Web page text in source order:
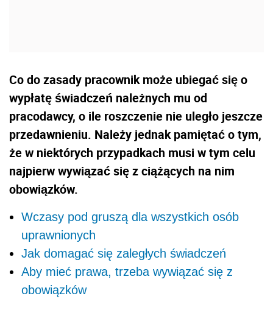
Co do zasady pracownik może ubiegać się o
wypłatę świadczeń należnych mu od
pracodawcy, o ile roszczenie nie uległo jeszcze
przedawnieniu. Należy jednak pamiętać o tym,
że w niektórych przypadkach musi w tym celu
najpierw wywiązać się z ciążących na nim
obowiązków.
Wczasy pod gruszą dla wszystkich osób
uprawnionych
Jak domagać się zaległych świadczeń
Aby mieć prawa, trzeba wywiązać się z
obowiązków